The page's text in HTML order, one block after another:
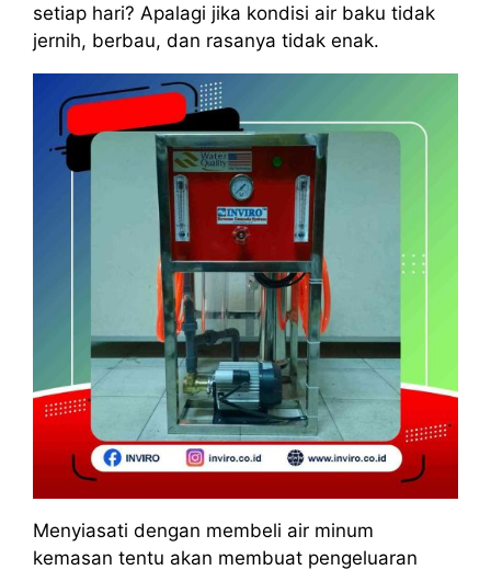
setiap hari? Apalagi jika kondisi air baku tidak
jernih, berbau, dan rasanya tidak enak.
Menyiasati dengan membeli air minum
kemasan tentu akan membuat pengeluaran